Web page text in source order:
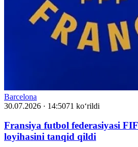
Barcelona
30.07.2026 · 14:5071 ko‘rildi
Fransiya futbol federasiyasi
loyihasini tanqid qildi